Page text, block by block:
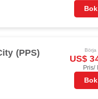
Bok
(PPS) Börja
US$
Pris/
Bok